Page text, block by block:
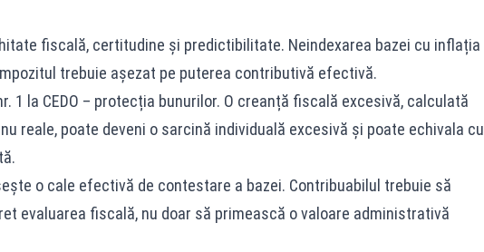
fiscală, certitudine și predictibilitate. Neindexarea bazei cu inflația
trebuie așezat pe puterea contributivă efectivă.
1 la CEDO – protecția bunurilor. O creanță fiscală excesivă, calculată
reale, poate deveni o sarcină individuală excesivă și poate echivala cu
o cale efectivă de contestare a bazei. Contribuabilul trebuie să
evaluarea fiscală, nu doar să primească o valoare administrativă